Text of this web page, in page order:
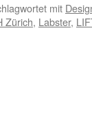
mit
Zürich, Labster,